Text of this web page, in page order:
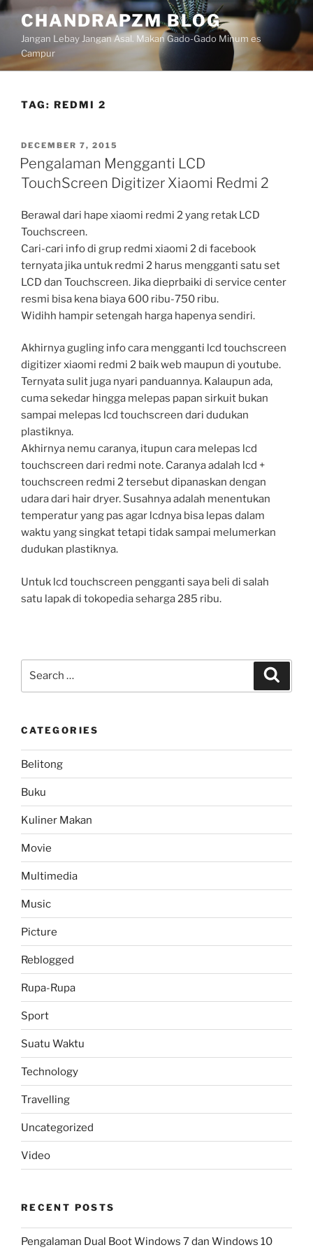
Skip
content
CHANDRAPZM BLOG
Jangan Lebay Jangan Asal. Makan Gado-Gado Minum es
Campur
TAG: REDMI 2
POSTED
ON
DECEMBER 7, 2015
Pengalaman Mengganti LCD
TouchScreen Digitizer Xiaomi Redmi 2
Berawal dari hape xiaomi redmi 2 yang retak LCD
Touchscreen.
Cari-cari info di grup redmi xiaomi 2 di facebook
ternyata jika untuk redmi 2 harus mengganti satu set
LCD dan Touchscreen. Jika dieprbaiki di service center
resmi bisa kena biaya 600 ribu-750 ribu.
Widihh hampir setengah harga hapenya sendiri.
Akhirnya gugling info cara mengganti lcd touchscreen
digitizer xiaomi redmi 2 baik web maupun di youtube.
Ternyata sulit juga nyari panduannya. Kalaupun ada,
cuma sekedar hingga melepas papan sirkuit bukan
sampai melepas lcd touchscreen dari dudukan
plastiknya.
Akhirnya nemu caranya, itupun cara melepas lcd
touchscreen dari redmi note. Caranya adalah lcd +
touchscreen redmi 2 tersebut dipanaskan dengan
udara dari hair dryer. Susahnya adalah menentukan
temperatur yang pas agar lcdnya bisa lepas dalam
waktu yang singkat tetapi tidak sampai melumerkan
dudukan plastiknya.
Untuk lcd touchscreen pengganti saya beli di salah
satu lapak di tokopedia seharga 285 ribu.
CATEGORIES
Belitong
Buku
Kuliner Makan
Movie
Multimedia
Music
Picture
Reblogged
Rupa-Rupa
Sport
Suatu Waktu
Technology
Travelling
Uncategorized
Video
RECENT POSTS
Pengalaman Dual Boot Windows 7 dan Windows 10